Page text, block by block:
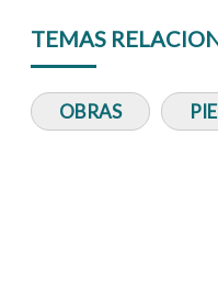
TEMAS
OBRAS